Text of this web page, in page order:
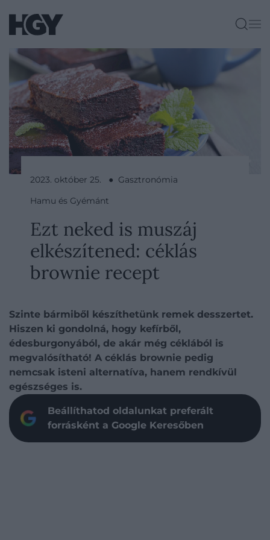
2023. október 25. ● Gasztronómia
Hamu és Gyémánt
Ezt neked is muszáj
elkészítened: céklás
brownie recept
Szinte bármiből készíthetünk remek desszertet.
Hiszen ki gondolná, hogy kefírből,
édesburgonyából, de akár még céklából is
megvalósítható! A céklás brownie pedig
nemcsak isteni alternatíva, hanem rendkívül
egészséges is.
Beállíthatod oldalunkat preferált
forrásként a Google Keresőben